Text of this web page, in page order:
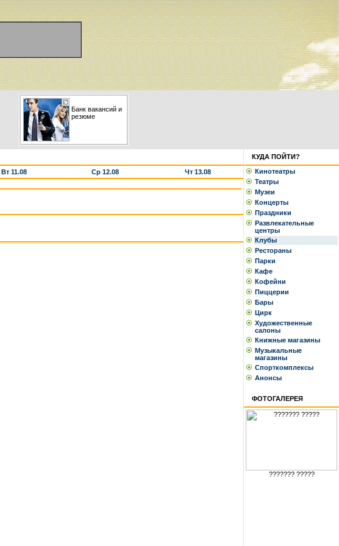
Банк вакансий и
резюме
Вт 11.08 Ср 12.08
Чт 13.08
КУДА ПОЙТИ?
Кинотеатры
Театры
Музеи
Концерты
Праздники
Развлекательные
центры
Клубы
Рестораны
Парки
Кафе
Кофейни
Пиццерии
Бары
Цирк
Художественные
салоны
Книжные магазины
Музыкальные
магазины
Спорткомплексы
Анонсы
ФОТОГАЛЕРЕЯ
??????? ?????